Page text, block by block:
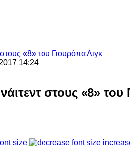
14:24
στους «8» του
size